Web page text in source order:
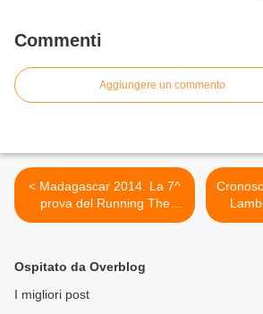
Commenti
Aggiungere un commento
< Madagascar 2014. La 7^
prova del Running The
Planet Roving Race: 250
Ospitato da Overblog
I migliori post